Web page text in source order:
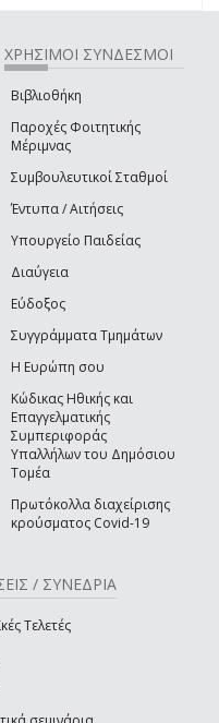
ΧΡΗΣΙΜΟΙ ΣΥΝΔΕΣΜΟΙ
Βιβλιοθήκη
Παροχές Φοιτητικής
Μέριμνας
Συμβουλευτικοί Σταθμοί
Έντυπα / Αιτήσεις
Υπουργείο Παιδείας
Διαύγεια
Εύδοξος
Συγγράμματα Τμημάτων
Η Ευρώπη σου
Κώδικας Ηθικής και
Επαγγελματικής
Συμπεριφοράς
Υπαλλήλων του Δημόσιου
Τομέα
Πρωτόκολλα διαχείρισης
κρούσματος Covid-19
/ ΣΥΝΕΔΡΙΑ
Τελετές